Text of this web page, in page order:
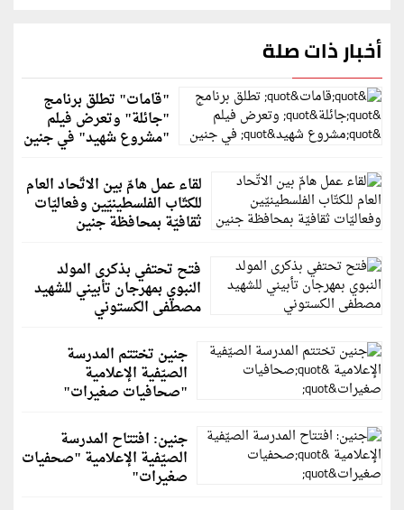
أخبار ذات صلة
"قامات" تطلق برنامج
"جائلة" وتعرض فيلم
"مشروع شهيد" في جنين
لقاء عمل هامّ بين الاتّحاد العام
للكتّاب الفلسطينيّين وفعاليّات
ثقافيّة بمحافظة جنين
فتح تحتفي بذكرى المولد
النبوي بمهرجان تأبيني للشهيد
مصطفى الكستوني
جنين تختتم المدرسة
الصيّفية الإعلامية
"صحافيات صغيرات"
جنين: افتتاح المدرسة
الصيّفية الإعلامية "صحفيات
صغيرات"